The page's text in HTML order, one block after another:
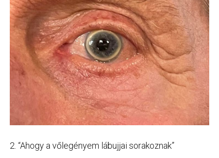
2. “Ahogy a vőlegényem lábujjai sorakoznak”